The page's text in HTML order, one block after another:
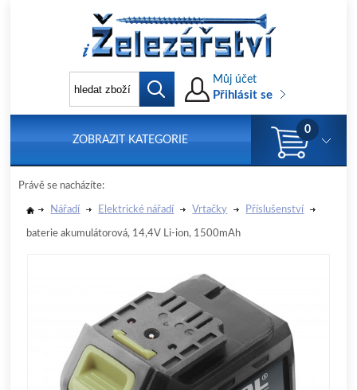
Můj účet
Přihlásit se
ZOBRAZIT KATEGORIE
0
Právě se nacházíte:
Nářadí Elektrické nářadí Vrtačky Příslušenství
baterie akumulátorová, 14,4V Li-ion, 1500mAh